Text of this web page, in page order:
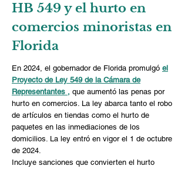
HB 549 y el hurto en
comercios minoristas en
Florida
En 2024, el gobernador de Florida promulgó el
Proyecto de Ley 549 de la Cámara de
Representantes , que aumentó las penas por
hurto en comercios. La ley abarca tanto el robo
de artículos en tiendas como el hurto de
paquetes en las inmediaciones de los
domicilios. La ley entró en vigor el 1 de octubre
de 2024.
Incluye sanciones que convierten el hurto